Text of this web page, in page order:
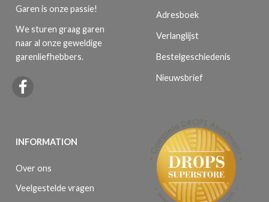
Garen is onze passie!
We sturen graag garen
naar al onze geweldige
garenliefhebbers.
INFORMATION
Over ons
Veelgestelde vragen
Adresboek
Verlanglijst
Bestelgeschiedenis
Nieuwsbrief